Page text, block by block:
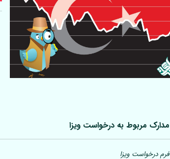
مدارک مربوط به درخواست ویزا
فرم درخواست ویزا